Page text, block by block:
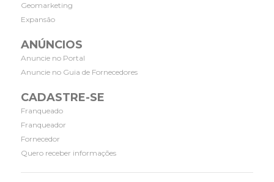
Geomarketing
Expansão
ANÚNCIOS
Anuncie no Portal
Anuncie no Guia de Fornecedores
CADASTRE-SE
Franqueado
Franqueador
Fornecedor
Quero receber informações